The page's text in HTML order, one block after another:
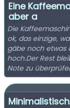
Eine
aber a
Die
ok, das einzige,
gäbe noch etwas
hoch.Der Rest
Note zu
Minimalistisch